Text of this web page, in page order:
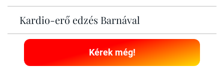
Kardio-erő edzés Barnával
Kérek még!